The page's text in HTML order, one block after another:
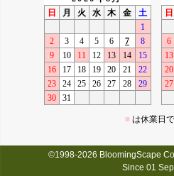
©1998-2026 BloomingScape
Since 01